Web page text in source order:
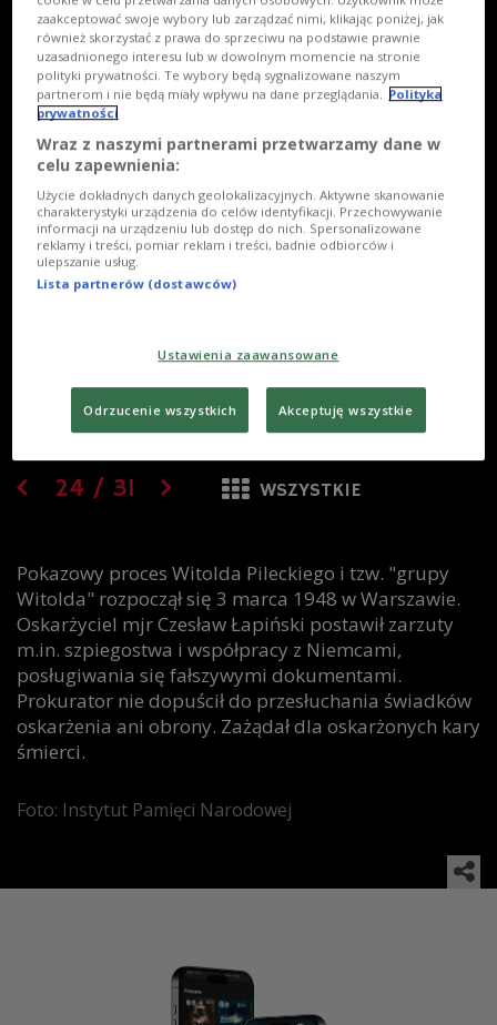
24 / 31 WSZYSTKIE
Pokazowy proces Witolda Pileckiego i tzw. "grupy
Witolda" rozpoczął się 3 marca 1948 w Warszawie.
Oskarżyciel mjr Czesław Łapiński postawił zarzuty
m.in. szpiegostwa i współpracy z Niemcami,
posługiwania się fałszywymi dokumentami.
Prokurator nie dopuścił do przesłuchania świadków
oskarżenia ani obrony. Zażądał dla oskarżonych kary
śmierci.
Foto: Instytut Pamięci Narodowej
zaakceptować swoje wybory lub zarządzać nimi, klikając poniżej, jak
również skorzystać z prawa do sprzeciwu na podstawie prawnie
uzasadnionego interesu lub w dowolnym momencie na stronie
polityki prywatności. Te wybory będą sygnalizowane naszym
partnerom i nie będą miały wpływu na dane przeglądania. Polityka
prywatności
Wraz z naszymi partnerami przetwarzamy dane w
celu zapewnienia:
Użycie dokładnych danych geolokalizacyjnych. Aktywne skanowanie
charakterystyki urządzenia do celów identyfikacji. Przechowywanie
informacji na urządzeniu lub dostęp do nich. Spersonalizowane
reklamy i treści, pomiar reklam i treści, badnie odbiorców i
ulepszanie usług.
Lista partnerów (dostawców)
Ustawienia zaawansowane
Odrzucenie wszystkich Akceptuję wszystkie